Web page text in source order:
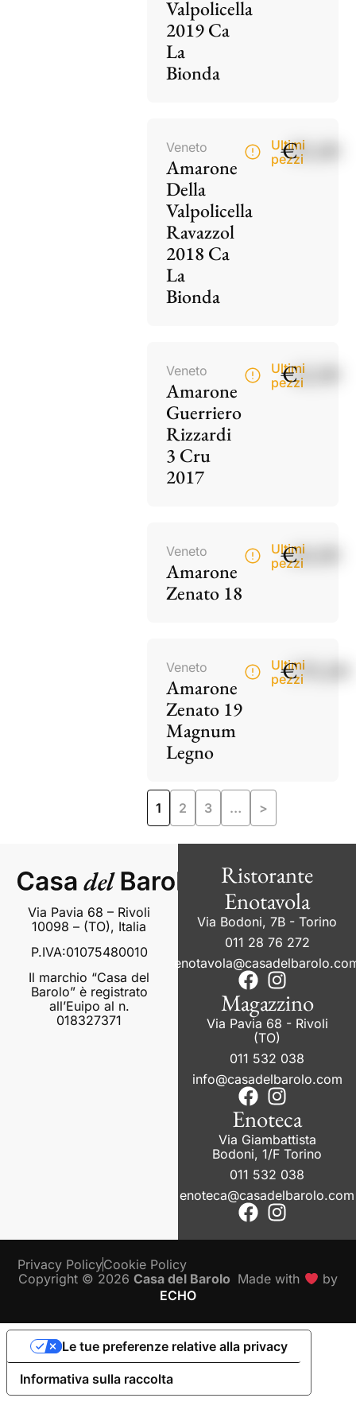
Valpolicella
2019 Ca
La
Bionda
Veneto
Amarone
Della
Valpolicella
Ravazzol
2018 Ca
La
Bionda
Ultimi
pezzi
€85,00
Veneto
Amarone
Guerriero
Rizzardi
3 Cru
2017
Ultimi
pezzi
€42,00
Veneto
Amarone
Zenato 18
Ultimi
pezzi
€60,00
Veneto
Amarone
Zenato 19
Magnum
Legno
Ultimi
pezzi
€195,00
1 2 3 … >
Via Pavia 68 – Rivoli
10098 – (TO), Italia
P.IVA:01075480010
Il marchio “Casa del
Barolo” è registrato
all’Euipo al n.
018327371
Ristorante
Enotavola
Via Bodoni, 7B - Torino
011 28 76 272
Magazzino
Via Pavia 68 - Rivoli
(TO)
011 532 038
info@casadelbarolo.com
Enoteca
Via Giambattista
Bodoni, 1/F Torino
011 532 038
enoteca@casadelbarolo.com
Copyright © 2026Casa del Barolo Made with
by
ECHO
Privacy PolicyCookie Policy
Informativa sulla raccolta
Le tue preferenze relative alla privacy